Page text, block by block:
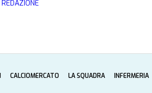
REDAZIONE
CALCIOMERCATO LA SQUADRA INFERMERIA